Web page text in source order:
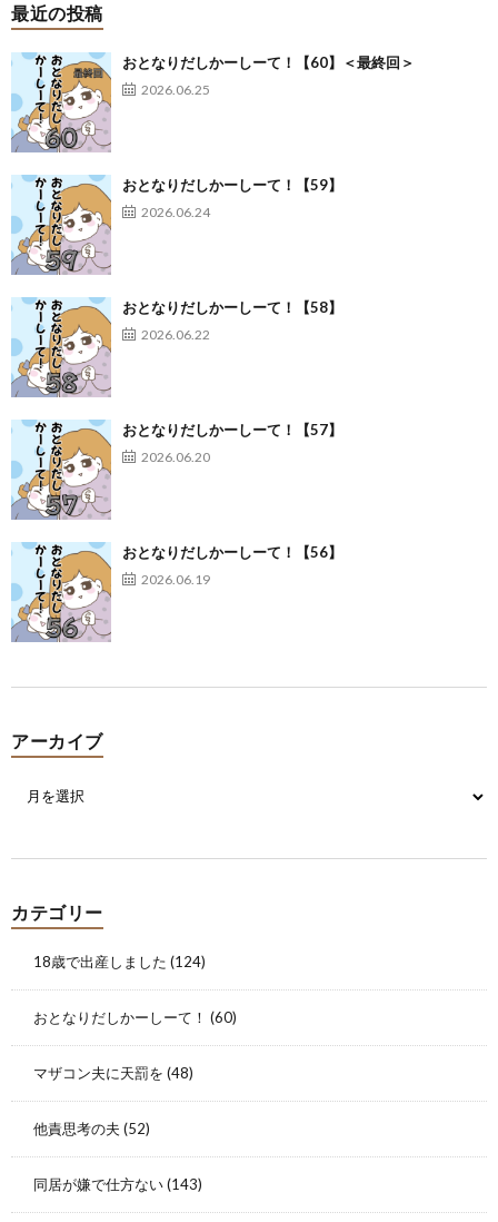
最近の投稿
おとなりだしかーしーて！【60】＜最終回＞
2026.06.25
おとなりだしかーしーて！【59】
2026.06.24
おとなりだしかーしーて！【58】
2026.06.22
おとなりだしかーしーて！【57】
2026.06.20
おとなりだしかーしーて！【56】
2026.06.19
アーカイブ
カテゴリー
18歳で出産しました (124)
おとなりだしかーしーて！ (60)
マザコン夫に天罰を (48)
他責思考の夫 (52)
同居が嫌で仕方ない(143)